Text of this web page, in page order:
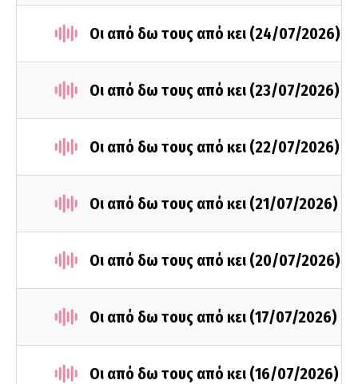
Οι από δω τους από κει (24/07/2026)
Οι από δω τους από κει (23/07/2026)
Οι από δω τους από κει (22/07/2026)
Οι από δω τους από κει (21/07/2026)
Οι από δω τους από κει (20/07/2026)
Οι από δω τους από κει (17/07/2026)
Οι από δω τους από κει (16/07/2026)